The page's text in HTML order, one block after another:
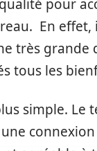
pour
En effet,
très
tous les
simple.